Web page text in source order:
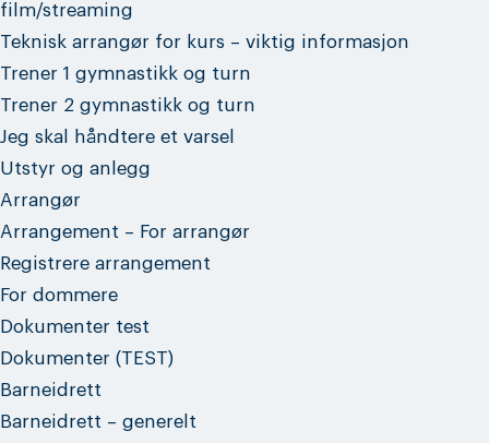
film/streaming
Teknisk arrangør for kurs – viktig informasjon
Trener 1 gymnastikk og turn
Trener 2 gymnastikk og turn
Jeg skal håndtere et varsel
Utstyr og anlegg
Arrangør
Arrangement – For arrangør
Registrere arrangement
For dommere
Dokumenter test
Dokumenter (TEST)
Barneidrett
Barneidrett – generelt